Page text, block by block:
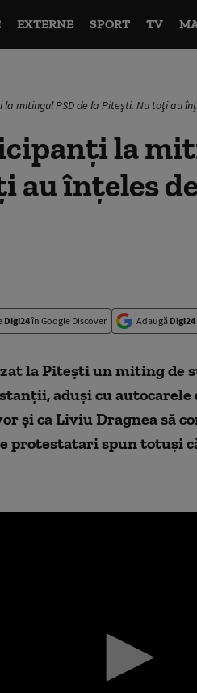
EXTERNE SPORT TV
mitingul PSD de la Piteşti. Nu toţi au
la
au înţeles
Digi24în Google Discover Adaugă Digi24
la Piteşti un miting de
aduşi cu
şi ca Liviu Dragnea să
spun totuşi